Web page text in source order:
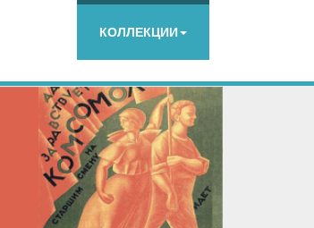
КОЛЛЕКЦИИ